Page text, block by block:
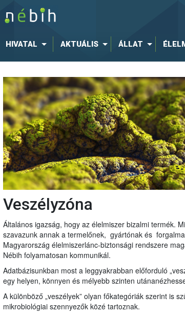
HIVATAL AKTUÁLIS ÁLLAT
Veszélyzóna
Általános igazság, hogy az élelmiszer bizalmi termék.
szavazunk annak a termelőnek, gyártónak és
Magyarország élelmiszerlánc-biztonsági rendszere
Nébih folyamatosan kommunikál.
Adatbázisunkban most a leggyakrabban előforduló
egy helyen, könnyen és mélyebb szinten
A különböző „veszélyek” olyan főkategóriák szerint is
mikrobiológiai szennyezők közé tartoznak.